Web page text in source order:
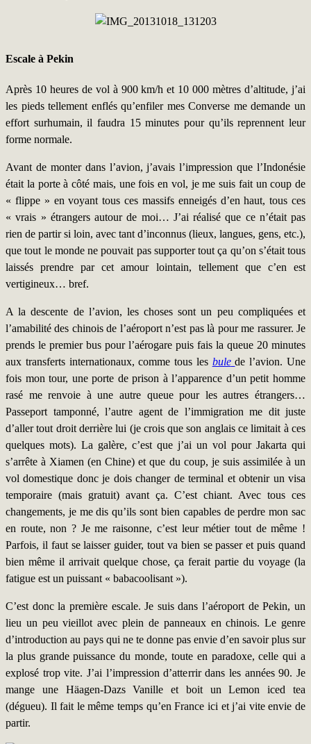
Escale à Pekin
Après 10 heures de vol à 900 km/h et 10 000 mètres d’altitude, j’ai
les pieds tellement enflés qu’enfiler mes Converse me demande un
effort surhumain, il faudra 15 minutes pour qu’ils reprennent leur
forme normale.
Avant de monter dans l’avion, j’avais l’impression que l’Indonésie
était la porte à côté mais, une fois en vol, je me suis fait un coup de
« flippe » en voyant tous ces massifs enneigés d’en haut, tous ces
« vrais » étrangers autour de moi… J’ai réalisé que ce n’était pas
rien de partir si loin, avec tant d’inconnus (lieux, langues, gens, etc.),
que tout le monde ne pouvait pas supporter tout ça qu’on s’était tous
laissés prendre par cet amour lointain, tellement que c’en est
vertigineux… bref.
A la descente de l’avion, les choses sont un peu compliquées et
l’amabilité des chinois de l’aéroport n’est pas là pour me rassurer. Je
prends le premier bus pour l’aérogare puis fais la queue 20 minutes
aux transferts internationaux, comme tous les bule de l’avion. Une
fois mon tour, une porte de prison à l’apparence d’un petit homme
rasé me renvoie à une autre queue pour les autres étrangers…
Passeport tamponné, l’autre agent de l’immigration me dit juste
d’aller tout droit derrière lui (je crois que son anglais ce limitait à ces
quelques mots). La galère, c’est que j’ai un vol pour Jakarta qui
s’arrête à Xiamen (en Chine) et que du coup, je suis assimilée à un
vol domestique donc je dois changer de terminal et obtenir un visa
temporaire (mais gratuit) avant ça. C’est chiant. Avec tous ces
changements, je me dis qu’ils sont bien capables de perdre mon sac
en route, non ? Je me raisonne, c’est leur métier tout de même !
Parfois, il faut se laisser guider, tout va bien se passer et puis quand
bien même il arrivait quelque chose, ça ferait partie du voyage (la
fatigue est un puissant « babacoolisant »).
C’est donc la première escale. Je suis dans l’aéroport de Pekin, un
lieu un peu vieillot avec plein de panneaux en chinois. Le genre
d’introduction au pays qui ne te donne pas envie d’en savoir plus sur
la plus grande puissance du monde, toute en paradoxe, celle qui a
explosé trop vite. J’ai l’impression d’atterrir dans les années 90. Je
mange une Häagen-Dazs Vanille et boit un Lemon iced tea
(dégueu). Il fait le même temps qu’en France ici et j’ai vite envie de
partir.